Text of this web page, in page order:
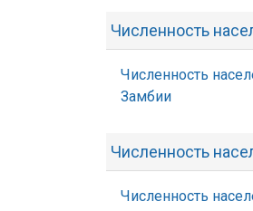
Численность
Численность
Замбии
Численность
Численность